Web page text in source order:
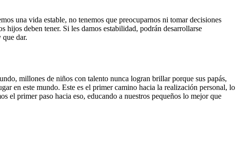
una vida estable, no tenemos que preocuparnos ni tomar decisiones
hijos deben tener. Si les damos estabilidad, podrán desarrollarse
que dar.
millones de niños con talento nunca logran brillar porque sus papás,
en este mundo. Este es el primer camino hacia la realización personal, lo
primer paso hacia eso, educando a nuestros pequeños lo mejor que